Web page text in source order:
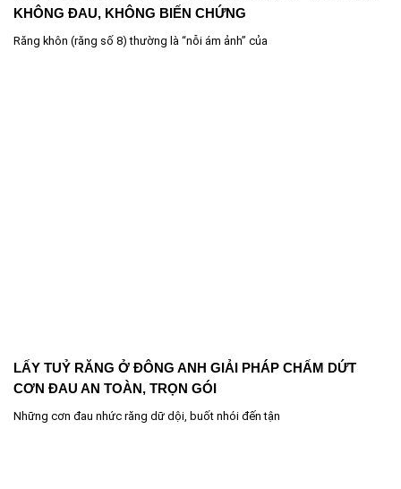
KHÔNG ĐAU, KHÔNG BIẾN CHỨNG
Răng khôn (răng số 8) thường là “nỗi ám ảnh” của
LẤY TUỶ RĂNG Ở ĐÔNG ANH GIẢI PHÁP CHẤM DỨT
CƠN ĐAU AN TOÀN, TRỌN GÓI
Những cơn đau nhức răng dữ dội, buốt nhói đến tận